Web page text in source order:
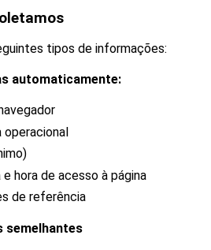
tipos de informações:
automaticamente:
operacional
hora de acesso à página
de referência
semelhantes